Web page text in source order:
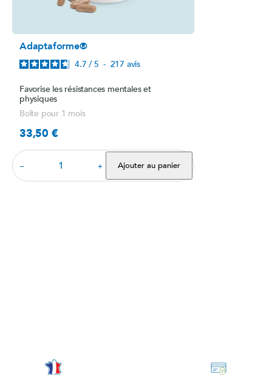
Adaptaforme®
4.7 / 5 - 217 avis
Favorise les résistances mentales et
physiques
Boîte pour 1 mois
Prix
33,50 €
− + Ajouter au panier